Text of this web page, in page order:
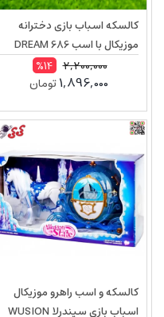
کالسکه اسباب بازی دخترانه
موزیکال با اسب DREAM 686
2,200,000
%14
1,896,000تومان
کالسکه و اسب راهرو موزیکال
اسباب بازی سیندرلا WUSION